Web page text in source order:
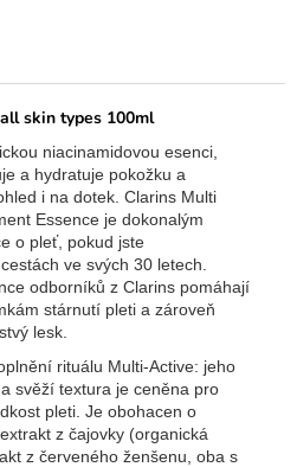
skin types 100ml
niacinamidovou esenci,
a hydratuje pokožku a
i na dotek. Clarins Multi
Essence je dokonalým
o pleť, pokud jste
ve svých 30 letech.
odborníků z Clarins pomáhají
stárnutí pleti a zároveň
lesk.
rituálu Multi-Active: jeho
svěží textura je ceněna pro
pleti. Je obohacen o
z čajovky (organická
z červeného ženšenu, oba s